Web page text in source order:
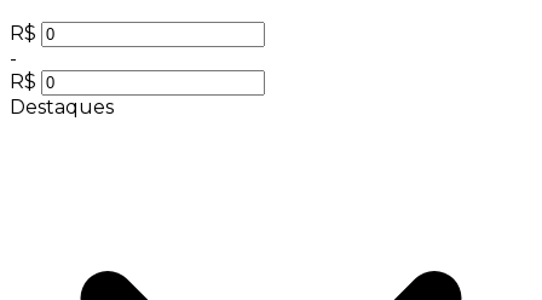
R$
-
R$
Destaques